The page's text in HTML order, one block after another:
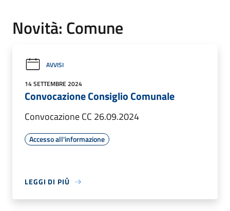
Novità: Comune
AVVISI
14 SETTEMBRE 2024
Convocazione Consiglio Comunale
Convocazione CC 26.09.2024
Accesso all'informazione
LEGGI DI PIÙ